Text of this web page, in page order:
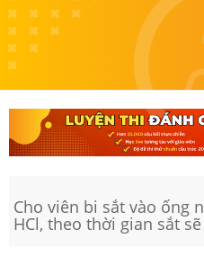
Cho viên bi sắt vào ống
HCl, theo thời gian sắt